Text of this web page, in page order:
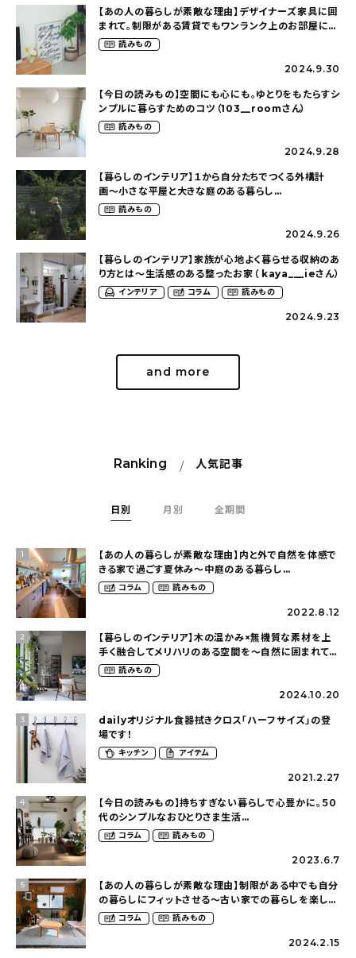
【あの人の暮らしが素敵な理由】デザイナーズ家具に囲
まれて。制限がある賃貸でもワンランク上のお部屋に〜
狭くても好きな暮らしのこと（_____chika708さん）
読みもの
2024.9.30
【今日の読みもの】空間にも心にも。ゆとりをもたらすシ
ンプルに暮らすためのコツ（103__roomさん）
読みもの
2024.9.28
【暮らしのインテリア】１から自分たちでつくる外構計
画〜小さな平屋と大きな庭のある暮らし
（tsumikiniwaさん）
読みもの
2024.9.26
【暮らしのインテリア】家族が心地よく暮らせる収納のあ
り方とは〜生活感のある整ったお家（ kaya___ieさん）
インテリア コラム 読みもの
2024.9.23
and more
Ranking 人気記事
日別 月別 全期間
1
【あの人の暮らしが素敵な理由】内と外で自然を体感で
きる家で過ごす夏休み〜中庭のある暮らし
（yume_2700さん）
コラム 読みもの
2022.8.12
2
【暮らしのインテリア】木の温かみ×無機質な素材を上
手く融合してメリハリのある空間を〜自然に囲まれて暮
らす（ki_no_ieさん）
読みもの
2024.10.20
3
dailyオリジナル食器拭きクロス「ハーフサイズ」の登
場です！
キッチン アイテム
2021.2.27
4
【今日の読みもの】持ちすぎない暮らしで心豊かに。５０
代のシンプルなおひとりさま生活
（ohitorisama_kurasiさん）
コラム 読みもの
2023.6.7
5
【あの人の暮らしが素敵な理由】制限がある中でも自分
の暮らしにフィットさせる〜古い家での暮らしを楽しむ
（idasanchiさん）
コラム 読みもの
2024.2.15